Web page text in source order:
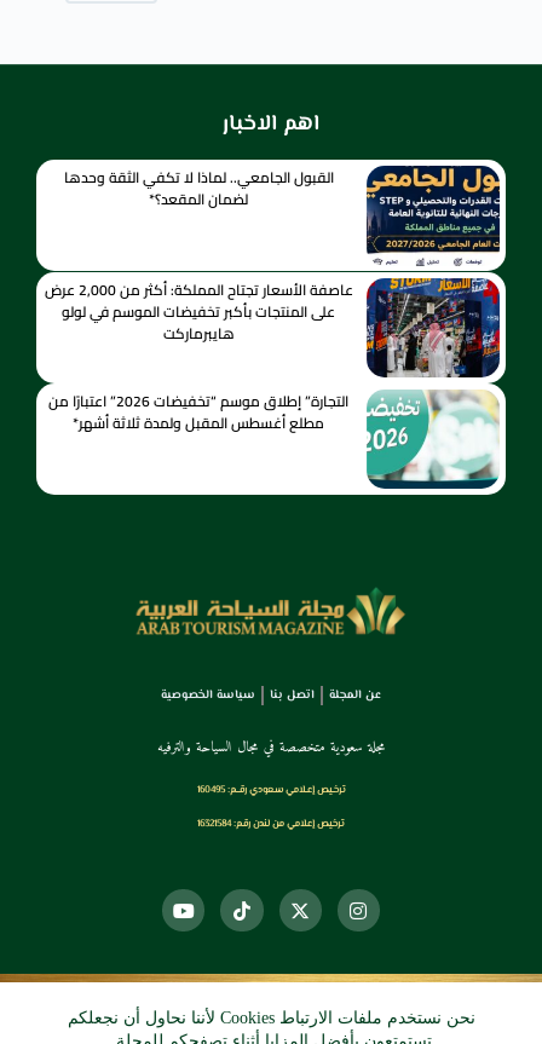
نحن نستخدم ملفات الارتباط Cookies لأننا نحاول أن نجعلكم
اهم الاخبار
القبول الجامعي.. لماذا لا تكفي الثقة وحدها
لضمان المقعد؟*
عاصفة الأسعار تجتاح المملكة: أكثر من 2,000 عرض
على المنتجات بأكبر تخفيضات الموسم في لولو
هايبرماركت
التجارة” إطلاق موسم “تخفيضات 2026” اعتبارًا من
مطلع أغسطس المقبل ولمدة ثلاثة أشهر*
عن المجلة اتصل بنا سياسة الخصوصية
مجلة سعودية متخصصة في مجال السياحة والترفيه
ترخـيص إعـلامي سـعودي رقــم: 160495
ترخيص إعلامي من لندن رقم: 16321584
© 2026 دي آرو الرقمي